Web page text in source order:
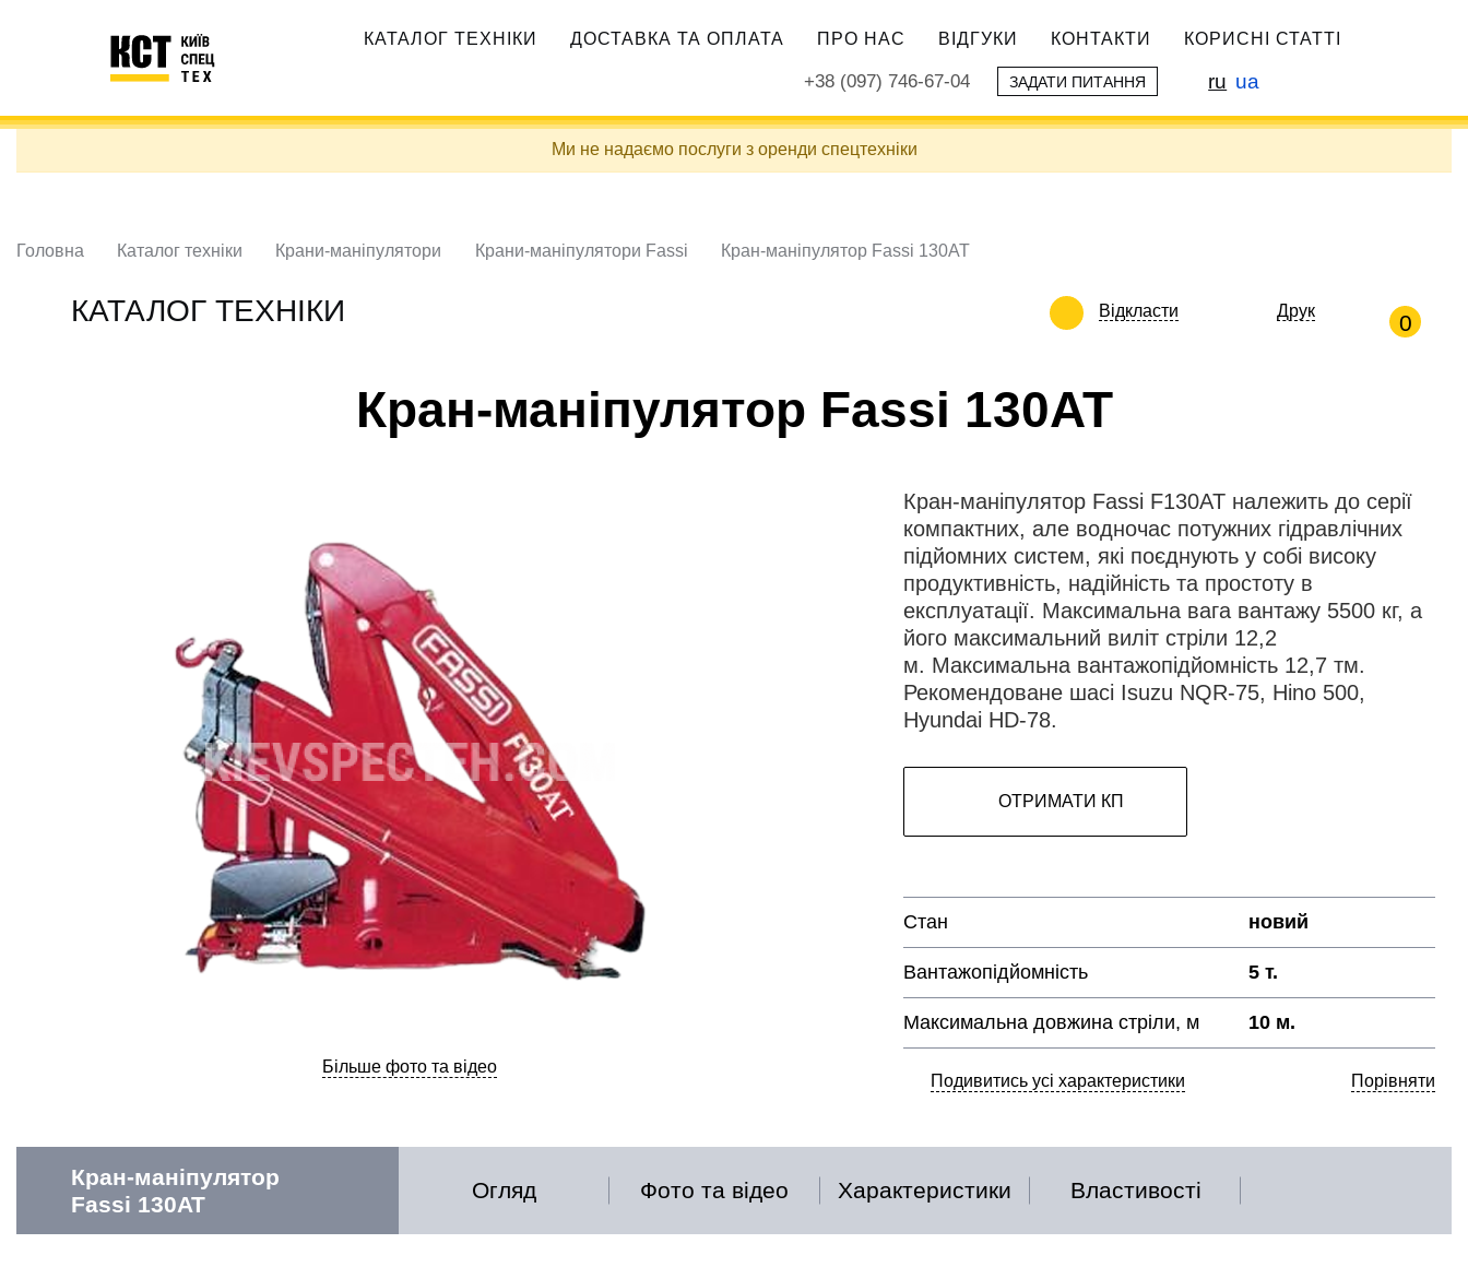
навигация
КАТАЛОГ ТЕХНІКИ ДОСТАВКА ТА ОПЛАТА ПРО НАС ВІДГУКИ КОНТАКТИ КОРИСНІ СТАТТІ
+38 (097) 746-67-04 ЗАДАТИ ПИТАННЯ ru ua
Ми не надаємо послуги з оренди спецтехніки
Головна Каталог техніки Крани-маніпулятори Крани-маніпулятори Fassi Кран-маніпулятор Fassi 130AT
КАТАЛОГ ТЕХНІКИ Відкласти Друк 0
Кран-маніпулятор Fassi 130AT
Більше фото та відео
Кран-маніпулятор Fassi F130AT належить до серії
компактних, але водночас потужних гідравлічних
підйомних систем, які поєднують у собі високу
продуктивність, надійність та простоту в
експлуатації. Максимальна вага вантажу 5500 кг, а
його максимальний виліт стріли 12,2
м. Максимальна вантажопідйомність 12,7 тм.
Рекомендоване шасі Isuzu NQR-75, Hino 500,
Hyundai HD-78.
ОТРИМАТИ КП
Стан новий
Вантажопідйомність 5 т.
Максимальна довжина стріли, м 10 м.
Подивитись усі характеристики Порівняти
Кран-маніпулятор
Fassi 130AT
Огляд Фото та відео Характеристики Властивості